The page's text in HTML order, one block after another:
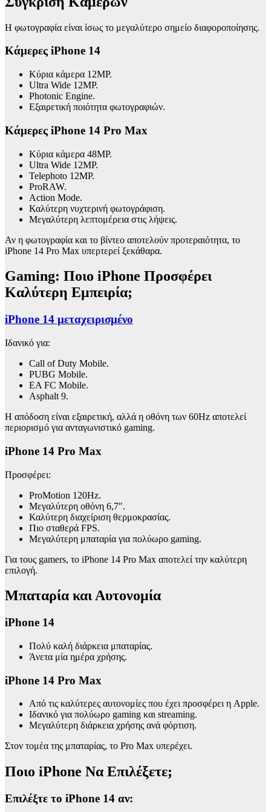
Η φωτογραφία είναι ίσως το μεγαλύτερο σημείο διαφοροποίησης.
Κάμερες iPhone 14
Κύρια κάμερα 12MP.
Ultra Wide 12MP.
Photonic Engine.
Εξαιρετική ποιότητα φωτογραφιών.
Κάμερες iPhone 14 Pro Max
Κύρια κάμερα 48MP.
Ultra Wide 12MP.
Telephoto 12MP.
ProRAW.
Action Mode.
Καλύτερη νυχτερινή φωτογράφιση.
Μεγαλύτερη λεπτομέρεια στις λήψεις.
Αν η φωτογραφία και το βίντεο αποτελούν προτεραιότητα, το
iPhone 14 Pro Max υπερτερεί ξεκάθαρα.
Gaming: Ποιο iPhone Προσφέρει
Καλύτερη Εμπειρία;
iPhone 14 μεταχειρισμένο
Ιδανικό για:
Call of Duty Mobile.
PUBG Mobile.
EA FC Mobile.
Asphalt 9.
Η απόδοση είναι εξαιρετική, αλλά η οθόνη των 60Hz αποτελεί
περιορισμό για ανταγωνιστικό gaming.
iPhone 14 Pro Max
Προσφέρει:
ProMotion 120Hz.
Μεγαλύτερη οθόνη 6,7″.
Καλύτερη διαχείριση θερμοκρασίας.
Πιο σταθερά FPS.
Μεγαλύτερη μπαταρία για πολύωρο gaming.
Για τους gamers, το iPhone 14 Pro Max αποτελεί την καλύτερη
επιλογή.
Μπαταρία και Αυτονομία
iPhone 14
Πολύ καλή διάρκεια μπαταρίας.
Άνετα μία ημέρα χρήσης.
iPhone 14 Pro Max
Από τις καλύτερες αυτονομίες που έχει προσφέρει η Apple.
Ιδανικό για πολύωρο gaming και streaming.
Μεγαλύτερη διάρκεια χρήσης ανά φόρτιση.
Στον τομέα της μπαταρίας, το Pro Max υπερέχει.
Ποιο iPhone Να Επιλέξετε;
Επιλέξτε το iPhone 14 αν: